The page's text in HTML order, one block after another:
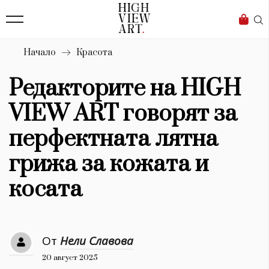
Бизнес
Мода
Dialogue
Изкуство
4340
Красота
777
Книги 1188
Начало Красота
Редакторите на HIGH
VIEW ART говорят за
перфектната лятна
грижа за кожата и
косата
От Нели Славова
20 август 2025